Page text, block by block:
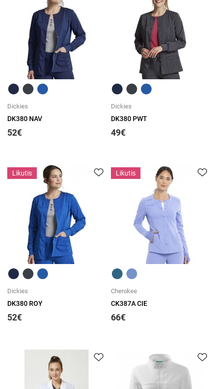
Greita peržiūra
Dickies
DK380 NAV
52€
Greita peržiūra
Dickies
DK380 PWT
49€
Likutis
Greita peržiūra
Dickies
DK380 ROY
52€
Likutis
Cherokee
CK387A CIE
66€